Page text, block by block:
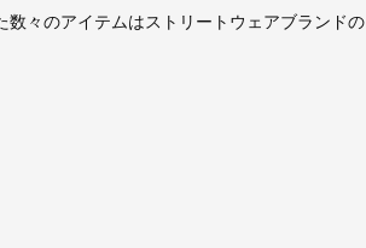
々のアイテムはストリートウェアブランドの